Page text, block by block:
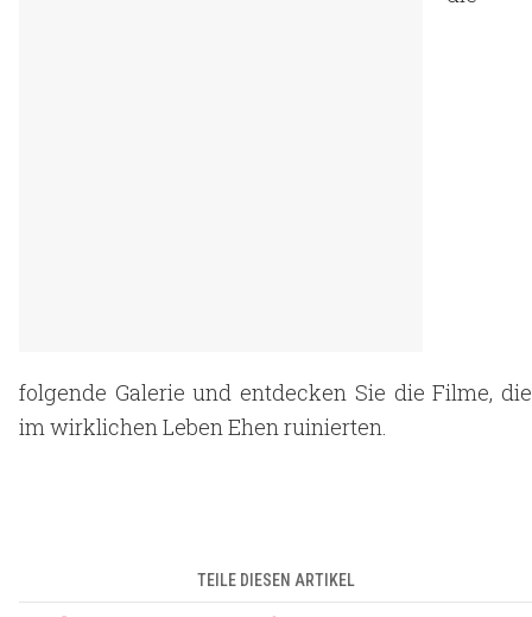
folgende Galerie und entdecken Sie die Filme, die
im wirklichen Leben Ehen ruinierten.
TEILE DIESEN ARTIKEL